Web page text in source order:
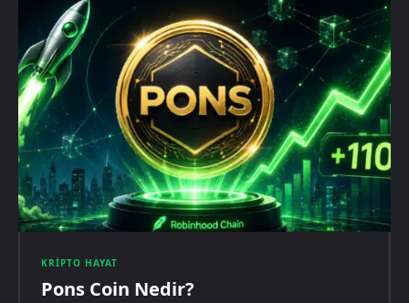
KRIPTO HAYAT
Pons Coin Nedir?